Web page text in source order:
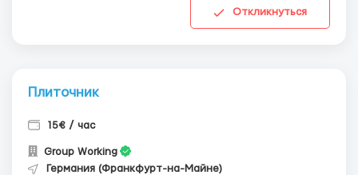
Откликнуться
Плиточник
15€ / час
Group Working
Германия (Франкфурт-на-Майне)